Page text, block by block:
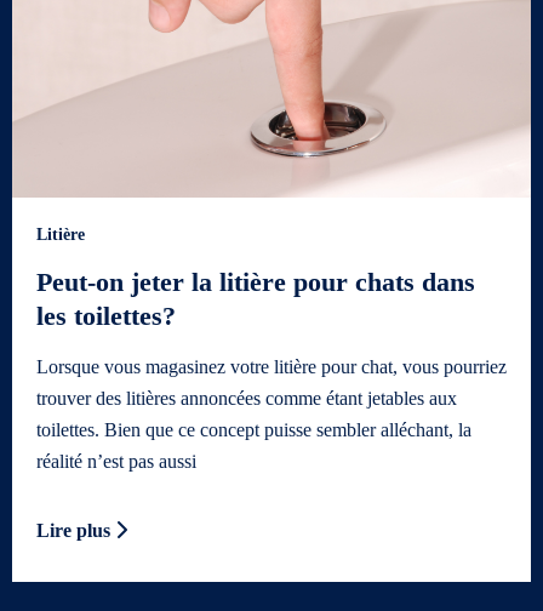
Litière
Peut-on jeter la litière pour chats dans
les toilettes?
Lorsque vous magasinez votre litière pour chat, vous pourriez
trouver des litières annoncées comme étant jetables aux
toilettes. Bien que ce concept puisse sembler alléchant, la
réalité n’est pas aussi
Lire plus